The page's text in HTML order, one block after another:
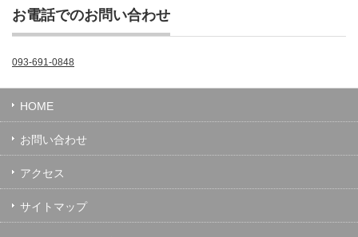
お電話でのお問い合わせ
093-691-0848
HOME
お問い合わせ
アクセス
サイトマップ